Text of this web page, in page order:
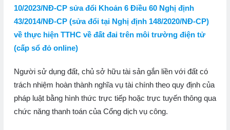
10/2023/NĐ-CP sửa đổi Khoản 6 Điều 60 Nghị định
43/2014/NĐ-CP (sửa đổi tại Nghị định 148/2020/NĐ-CP)
về thực hiện TTHC về đất đai trên môi trường điện tử
(cấp sổ đỏ online)
Người sử dụng đất, chủ sở hữu tài sản gắn liền với đất có
trách nhiệm hoàn thành nghĩa vụ tài chính theo quy định của
pháp luật bằng hình thức trực tiếp hoặc trực tuyến thông qua
chức năng thanh toán của Cổng dịch vụ công.